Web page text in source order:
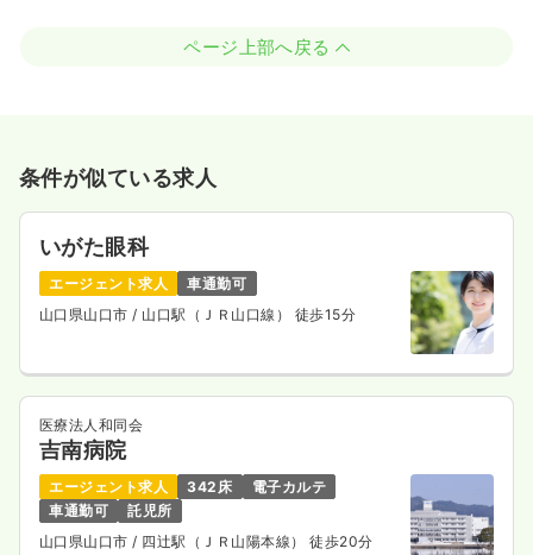
ページ上部へ戻る
条件が似ている求人
いがた眼科
エージェント求人
車通勤可
山口県山口市 / 山口駅（ＪＲ山口線） 徒歩15分
医療法人和同会
吉南病院
エージェント求人 342床
電子カルテ
車通勤可
託児所
山口県山口市/ 四辻駅（ＪＲ山陽本線） 徒歩20分